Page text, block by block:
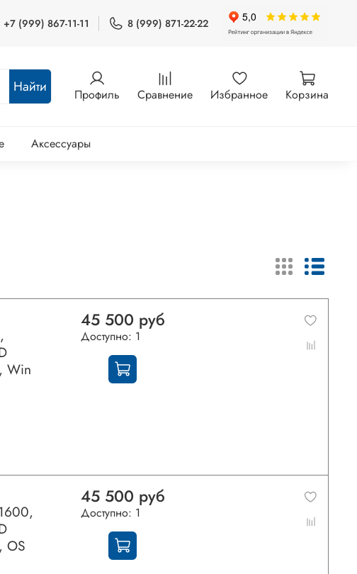
+7 (999) 867-11-11 8 (999) 871-22-22
Найти Профиль Сравнение Избранное Корзина
Аксессуары
Win
45 500 руб
Доступно: 1
OS
45 500 руб
Доступно: 1